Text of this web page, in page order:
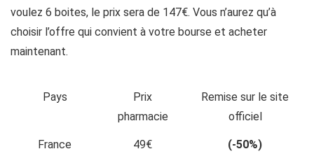
voulez 6 boites, le prix sera de 147€. Vous n’aurez qu’à
choisir l’offre qui convient à votre bourse et acheter
maintenant.
Pays
Prix
pharmacie
Remise sur le site
officiel
France 49€ (-50%)